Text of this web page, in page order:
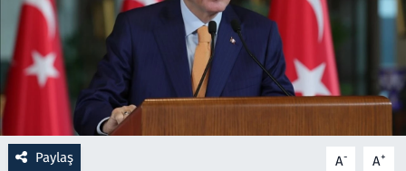
Paylaş A- A+
Rüya Tabirleri
Sağlık
Savunma Sanayi
Seçim 2023